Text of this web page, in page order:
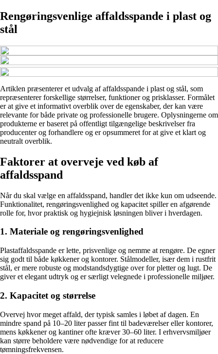
Rengøringsvenlige affaldsspande i plast og
stål
Artiklen præsenterer et udvalg af affaldsspande i plast og stål, som
repræsenterer forskellige størrelser, funktioner og prisklasser. Formålet
er at give et informativt overblik over de egenskaber, der kan være
relevante for både private og professionelle brugere. Oplysningerne om
produkterne er baseret på offentligt tilgængelige beskrivelser fra
producenter og forhandlere og er opsummeret for at give et klart og
neutralt overblik.
Faktorer at overveje ved køb af
affaldsspand
Når du skal vælge en affaldsspand, handler det ikke kun om udseende.
Funktionalitet, rengøringsvenlighed og kapacitet spiller en afgørende
rolle for, hvor praktisk og hygiejnisk løsningen bliver i hverdagen.
1. Materiale og rengøringsvenlighed
Plastaffaldsspande er lette, prisvenlige og nemme at rengøre. De egner
sig godt til både køkkener og kontorer. Stålmodeller, især dem i rustfrit
stål, er mere robuste og modstandsdygtige over for pletter og lugt. De
giver et elegant udtryk og er særligt velegnede i professionelle miljøer.
2. Kapacitet og størrelse
Overvej hvor meget affald, der typisk samles i løbet af dagen. En
mindre spand på 10–20 liter passer fint til badeværelser eller kontorer,
mens køkkener og kantiner ofte kræver 30–60 liter. I erhvervsmiljøer
kan større beholdere være nødvendige for at reducere
tømningsfrekvensen.